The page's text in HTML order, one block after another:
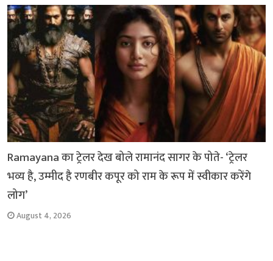
Ramayana का ट्रेलर देख बोले रामानंद सागर के पोते- ‘ट्रेलर
भव्य है, उम्मीद है रणबीर कपूर को राम के रूप में स्वीकार करेंगे
लोग’
August 4, 2026